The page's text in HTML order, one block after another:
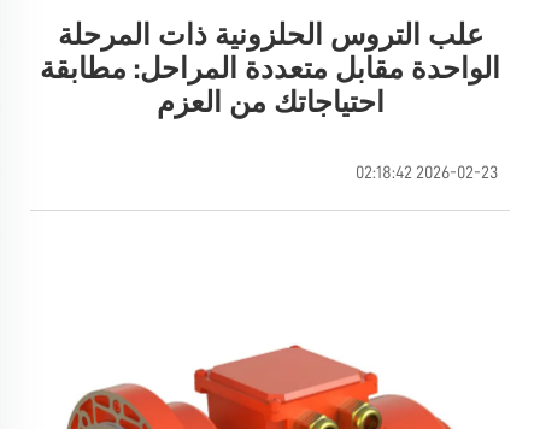
علب التروس الحلزونية ذات المرحلة
الواحدة مقابل متعددة المراحل: مطابقة
احتياجاتك من العزم
2026-02-23 02:18:42